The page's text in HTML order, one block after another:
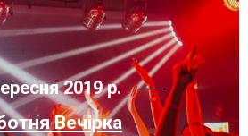
2019 р.
Вечірка